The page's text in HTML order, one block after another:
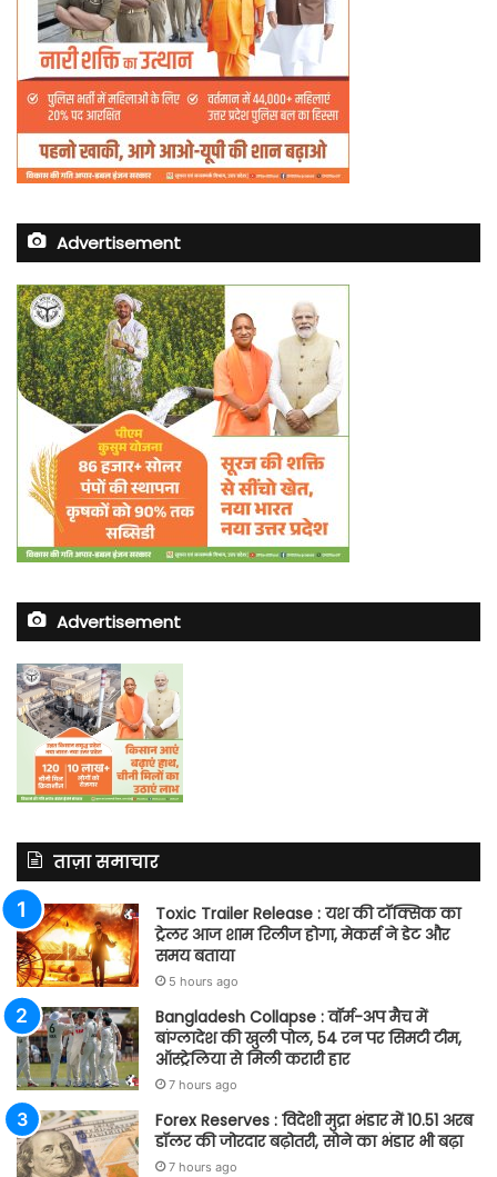
Advertisement
Advertisement
ताज़ा समाचार
Toxic Trailer Release : यश की टॉक्सिक का
ट्रेलर आज शाम रिलीज होगा, मेकर्स ने डेट और
समय बताया
5 hours ago
Bangladesh Collapse : वॉर्म-अप मैच में
बांग्लादेश की खुली पोल, 54 रन पर सिमटी टीम,
ऑस्ट्रेलिया से मिली करारी हार
7 hours ago
Forex Reserves : विदेशी मुद्रा भंडार में 10.51 अरब
डॉलर की जोरदार बढ़ोतरी, सोने का भंडार भी बढ़ा
7 hours ago